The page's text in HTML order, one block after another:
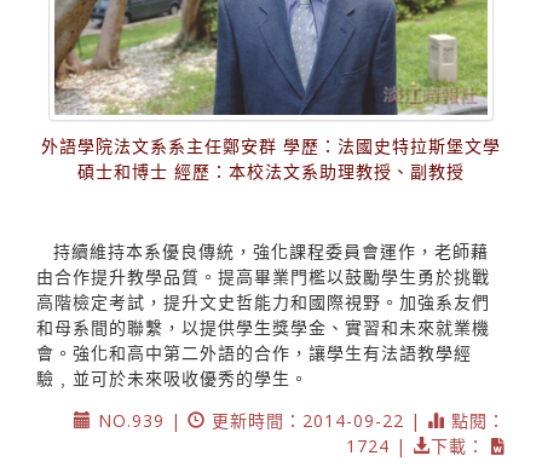
外語學院法文系系主任鄭安群 學歷：法國史特拉斯堡文學
碩士和博士 經歷：本校法文系助理教授、副教授
持續維持本系優良傳統，強化課程委員會運作，老師藉
由合作提升教學品質。提高畢業門檻以鼓勵學生勇於挑戰
高階檢定考試，提升文史哲能力和國際視野。加強系友們
和母系間的聯繫，以提供學生獎學金、實習和未來就業機
會。強化和高中第二外語的合作，讓學生有法語教學經
驗﹐並可於未來吸收優秀的學生。
NO.939 |
更新時間：2014-09-22 |
點閱：
1724 |
下載：